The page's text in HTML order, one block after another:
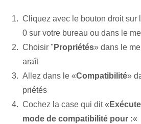
Cliquez avec le bouton droit sur
0 sur votre bureau ou dans le
Choisir " Propriétés» dans le
araît
Allez dans le «Compatibilité»
priétés
Cochez la case qui dit «
mode de compatibilité pour :«